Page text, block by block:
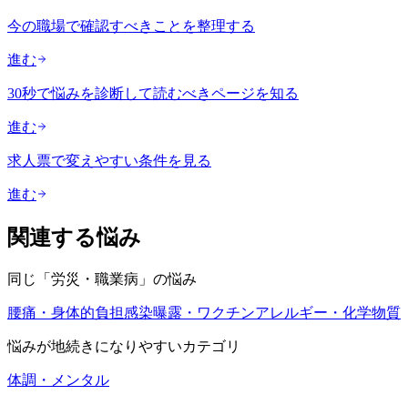
今の職場で確認すべきことを整理する
進む
30秒で悩みを診断して読むべきページを知る
進む
求人票で変えやすい条件を見る
進む
関連する悩み
同じ「 労災・職業病 」の悩み
腰痛・身体的負担感染曝露・ワクチンアレルギー・化学物質
悩みが地続きになりやすいカテゴリ
体調・メンタル